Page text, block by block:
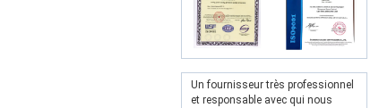
Un fournisseur très professionnel
et responsable avec qui nous